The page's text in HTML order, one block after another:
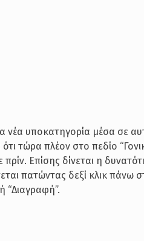
νέα υποκατηγορία μέσα σε
τώρα πλέον στο πεδίο
Επίσης δίνεται η
πατώντας δεξί κλικ πάνω
“Διαγραφή”.